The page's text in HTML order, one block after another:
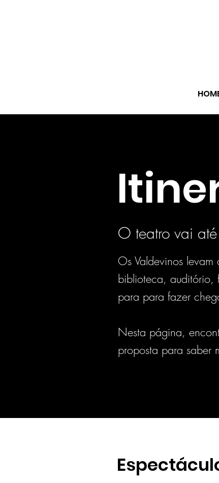
O teatro vai
Os Valdevinos
biblioteca, auditório,
para para fazer
Nesta página,
proposta para saber